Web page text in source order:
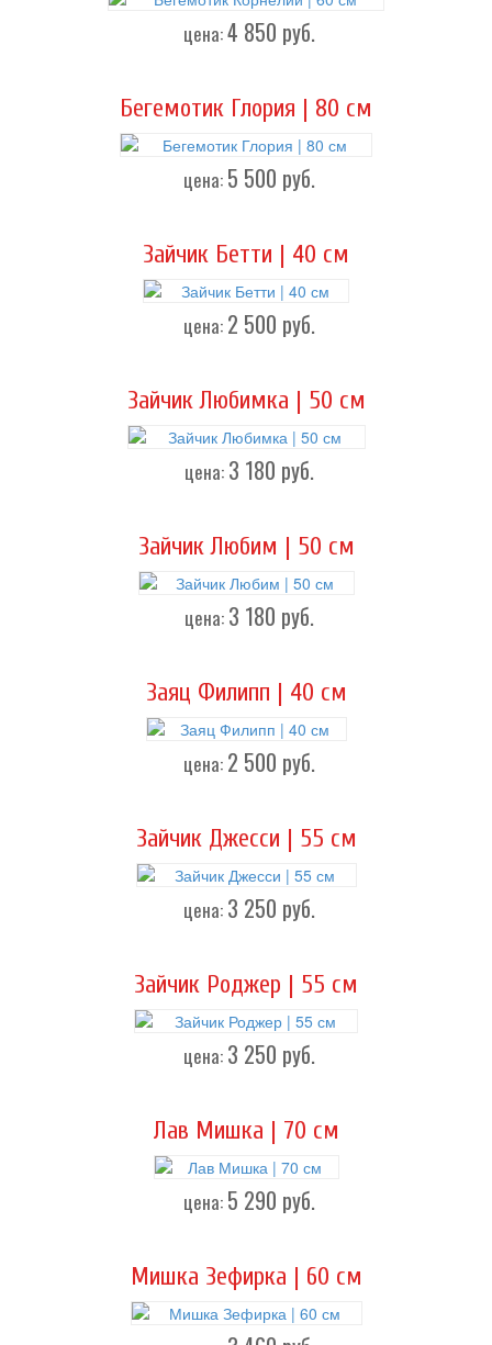
цена:4 850 руб.
Бегемотик Глория | 80 см
цена: 5 500 руб.
Зайчик Бетти | 40 см
цена: 2 500 руб.
Зайчик Любимка | 50 см
цена: 3 180 руб.
Зайчик Любим | 50 см
цена: 3 180 руб.
Заяц Филипп | 40 см
цена: 2 500 руб.
Зайчик Джесси | 55 см
цена: 3 250 руб.
Зайчик Роджер | 55 см
цена: 3 250 руб.
Лав Мишка | 70 см
цена: 5 290 руб.
Мишка Зефирка | 60 см